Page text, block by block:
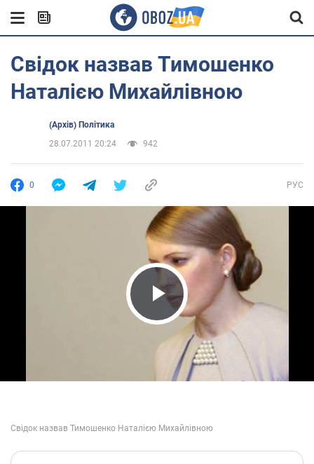
Свідок назвав Тимошенко
Наталією Михайлівною
(Архів) Політика
28.07.2011 20:24
942
0 РУС
Play Video